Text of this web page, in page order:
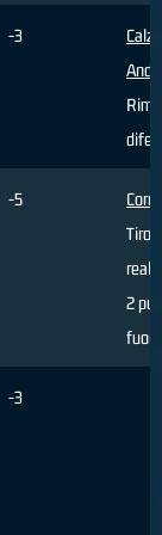
-3
-5
Tiro
2
fuori
-3